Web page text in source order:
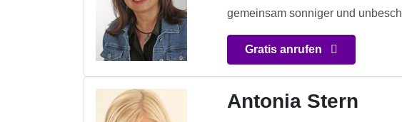
gemeinsam sonniger und
Gratis anrufen
Antonia Stern